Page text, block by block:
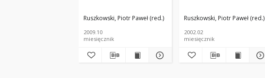
Ruszkowski, Piotr Paweł (red.)
2009.10
miesięcznik
Ruszkowski, Piotr Paweł (red.)
2002.02
miesięcznik